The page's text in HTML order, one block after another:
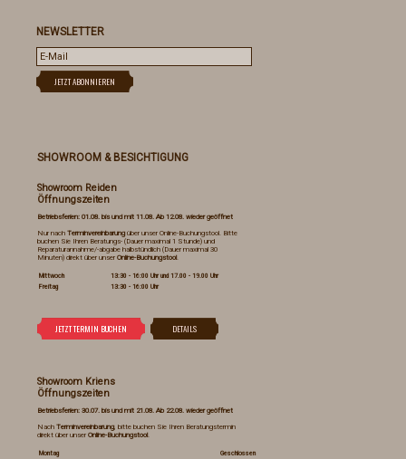
NEWSLETTER
SHOWROOM & BESICHTIGUNG
Showroom Reiden
Öffnungszeiten
Betriebsferien: 01.08. bis und mit 11.08. Ab 12.08. wieder geöffnet
Nur nach Terminvereinbarungüber unser Online-Buchungstool. Bitte
buchen Sie Ihren Beratungs- (Dauer maximal 1 Stunde) und
Reparaturannahme/-abgabe halbstündlich (Dauer maximal 30
Minuten) direkt über unser Online-Buchungstool.
Mittwoch
13:30 - 16:00 Uhr und 17.00 - 19.00 Uhr
Freitag
13:30 - 16:00 Uhr
Showroom Kriens
Öffnungszeiten
Betriebsferien: 30.07. bis und mit 21.08. Ab 22.08. wieder geöffnet
Nach Terminvereinbarung, bitte buchen Sie Ihren Beratungstermin
direkt über unser Online-Buchungstool.
Montag
Geschlossen